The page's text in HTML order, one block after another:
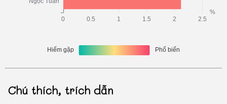
Chú thích, trích dẫn